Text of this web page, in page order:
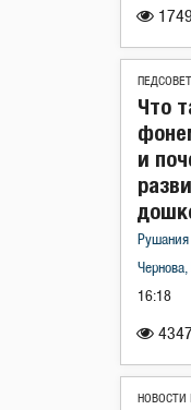
1749
ПЕДСОВЕТ
4347
Что
и
Чернова,
16:18
НОВОСТИ